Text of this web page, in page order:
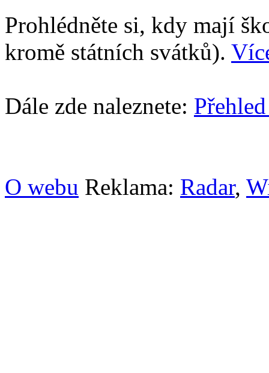
Prohlédněte si, kdy mají
kromě státních svátků).
Dále zde naleznete:
O webu Reklama: Radar,